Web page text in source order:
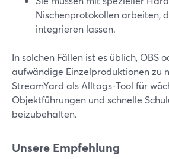
Nischenprotokollen arbeiten,
integrieren lassen.
In solchen Fällen ist es üblich, OBS
aufwändige Einzelproduktionen zu
StreamYard als Alltags-Tool für
Objektführungen und schnelle
beizubehalten.
Unsere Empfehlung